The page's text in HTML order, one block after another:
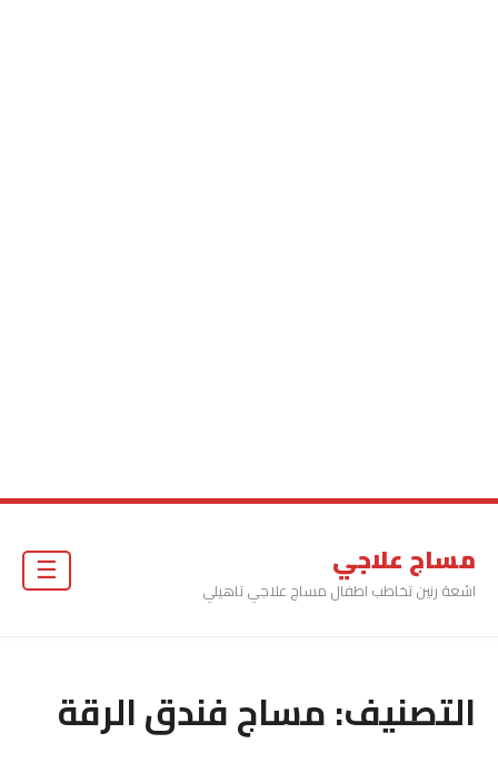
مساج علاجي
اشعة رنين تخاطب اطفال مساج علاجي تاهيلي
التصنيف:مساج فندق الرقة